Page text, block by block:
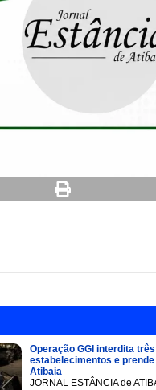
Operação GGI interdita três
estabelecimentos e
Atibaia
JORNAL ESTÂNCIA de